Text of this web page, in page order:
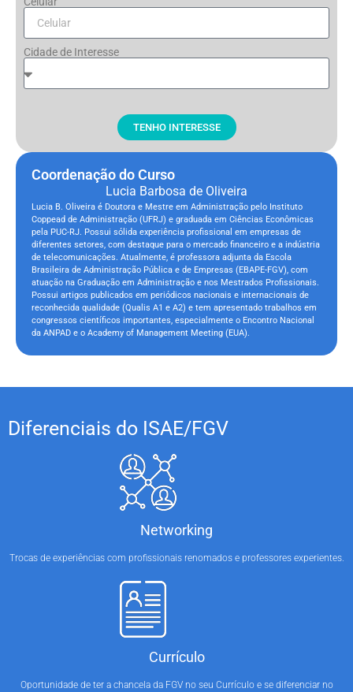
Cidade de Interesse
TENHO INTERESSE
Coordenação do Curso
Lucia Barbosa de Oliveira
Lucia B. Oliveira é Doutora e Mestre em Administração pelo Instituto
Coppead de Administração (UFRJ) e graduada em Ciências Econômicas
pela PUC-RJ. Possui sólida experiência profissional em empresas de
diferentes setores, com destaque para o mercado financeiro e a indústria
de telecomunicações. Atualmente, é professora adjunta da Escola
Brasileira de Administração Pública e de Empresas (EBAPE-FGV), com
atuação na Graduação em Administração e nos Mestrados Profissionais.
Possui artigos publicados em periódicos nacionais e internacionais de
reconhecida qualidade (Qualis A1 e A2) e tem apresentado trabalhos em
congressos científicos importantes, especialmente o Encontro Nacional
da ANPAD e o Academy of Management Meeting (EUA).
Diferenciais do ISAE/FGV
Networking
Trocas de experiências com profissionais renomados e professores experientes.
Currículo
Oportunidade de ter a chancela da FGV no seu Currículo e se diferenciar no